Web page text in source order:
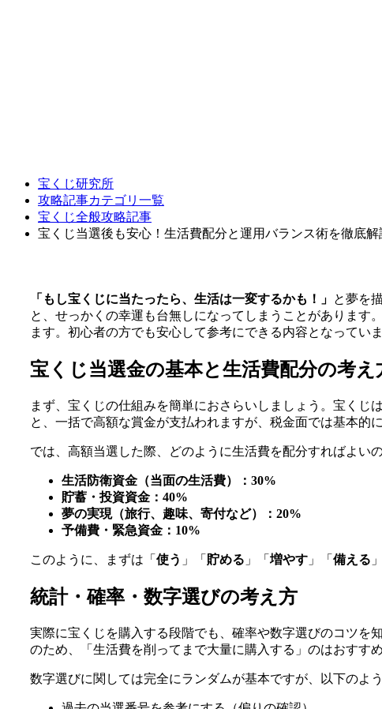
宝くじ研究所
攻略記事カテゴリ一覧
宝くじ全般攻略記事
宝くじ当選後も安心！生活費配分と運用バランス術を徹底解
「もし宝くじに当たったら、生活は一変するかも！」 と夢を
と、せっかくの幸運も台無しになってしまうことがあります
ます。初心者の方でも安心して参考にできる内容となっていま
宝くじ当選金の基本と生活費配分の考え
まず、宝くじの仕組みを簡単におさらいしましょう。宝く
と、一括で高額な賞金が支払われますが、税金面では基本的に
では、高額当選した際、どのように生活費を配分すればよい
生活防衛資金（当面の生活費）：30%
貯蓄・投資資金：40%
夢の実現（旅行、趣味、寄付など）：20%
予備費・緊急資金：10%
このように、まずは「 使う 」「 貯める 」「 増やす 」「 備える
統計・確率・数字選びの考え方
実際に宝くじを購入する段階でも、確率や数字選びのコツを
のため、「生活費を削ってまで大量に購入する」のはおすすめ
数字選びに関しては完全にランダムが基本ですが、以下のよ